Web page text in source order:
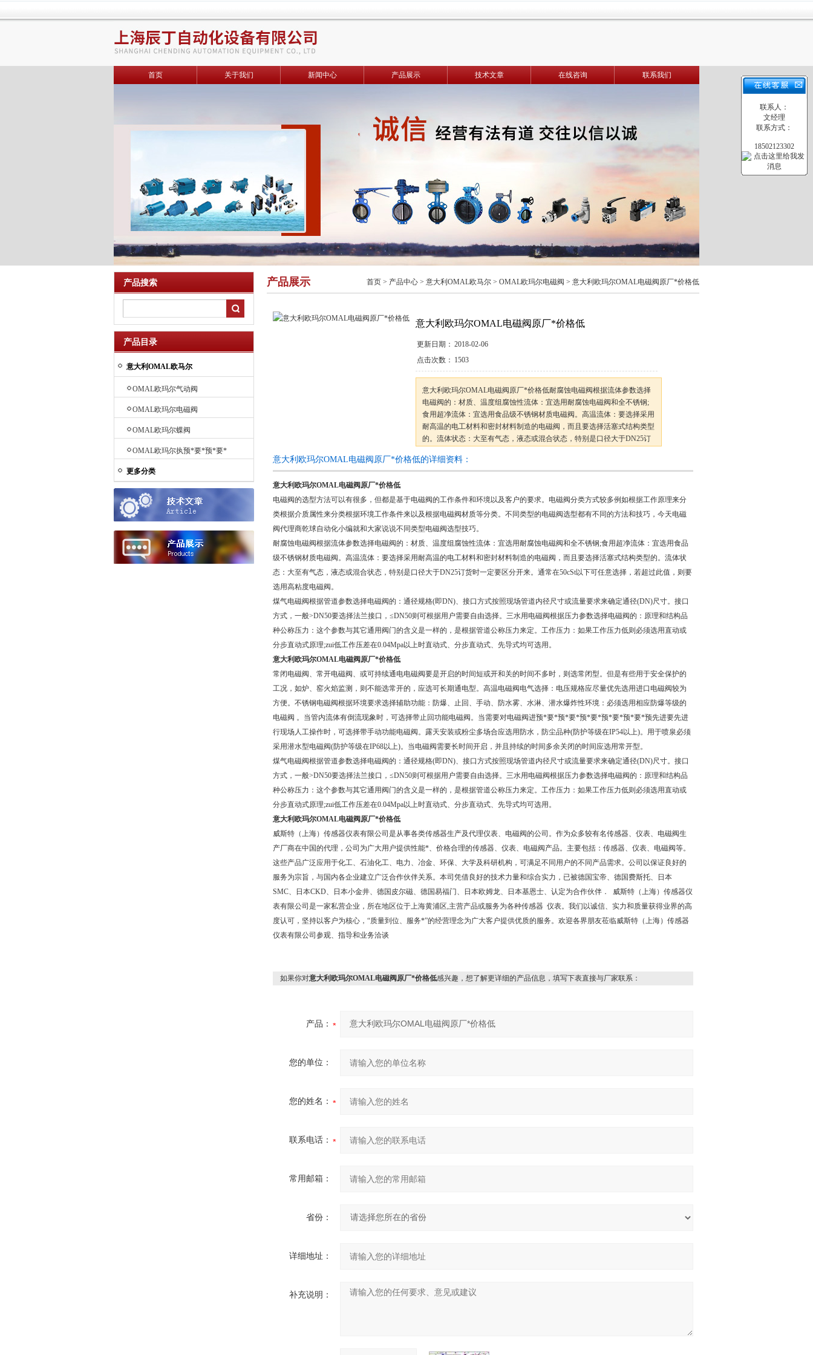
首页 关于我们 新闻中心 产品展示 技术文章 在线咨询 联系我们
产品搜索
产品目录
意大利OMAL欧马尔
OMAL欧玛尔气动阀
OMAL欧玛尔电磁阀
OMAL欧玛尔蝶阀
OMAL欧玛尔执预*要*预*要*
预*要*预*要*预*要*预先进要
先进行器
更多分类
产品展示 首页 > 产品中心 > 意大利OMAL欧马尔 > OMAL欧玛尔电磁阀 > 意大利欧玛尔OMAL电磁阀原厂*价格低
意大利欧玛尔OMAL电磁阀原厂*价格低
更新日期： 2018-02-06
点击次数： 1503
意大利欧玛尔OMAL电磁阀原厂*价格低耐腐蚀电磁阀根据流体参数选择
电磁阀的：材质、温度组腐蚀性流体：宜选用耐腐蚀电磁阀和全不锈钢;
食用超净流体：宜选用食品级不锈钢材质电磁阀。高温流体：要选择采用
耐高温的电工材料和密封材料制造的电磁阀，而且要选择活塞式结构类型
的。流体状态：大至有气态，液态或混合状态，特别是口径大于DN25订
意大利欧玛尔OMAL电磁阀原厂*价格低的详细资料：
意大利欧玛尔OMAL电磁阀原厂*价格低
电磁阀的选型方法可以有很多，但都是基于电磁阀的工作条件和环境以及客户的要求。电磁阀分类方式较多例如根据工作原理来分
类根据介质属性来分类根据环境工作条件来以及根据电磁阀材质等分类。不同类型的电磁阀选型都有不同的方法和技巧，今天电磁
阀代理商乾球自动化小编就和大家说说不同类型电磁阀选型技巧。
耐腐蚀电磁阀根据流体参数选择电磁阀的：材质、温度组腐蚀性流体：宜选用耐腐蚀电磁阀和全不锈钢;食用超净流体：宜选用食品
级不锈钢材质电磁阀。高温流体：要选择采用耐高温的电工材料和密封材料制造的电磁阀，而且要选择活塞式结构类型的。流体状
态：大至有气态，液态或混合状态，特别是口径大于DN25订货时一定要区分开来。通常在50cSt以下可任意选择，若超过此值，则要
选用高粘度电磁阀。
煤气电磁阀根据管道参数选择电磁阀的：通径规格(即DN)、接口方式按照现场管道内径尺寸或流量要求来确定通径(DN)尺寸。接口
方式，一般>DN50要选择法兰接口，≤DN50则可根据用户需要自由选择。三水用电磁阀根据压力参数选择电磁阀的：原理和结构品
种公称压力：这个参数与其它通用阀门的含义是一样的，是根据管道公称压力来定。工作压力：如果工作压力低则必须选用直动或
分步直动式原理;zui低工作压差在0.04Mpa以上时直动式、分步直动式、先导式均可选用。
意大利欧玛尔OMAL电磁阀原厂*价格低
常闭电磁阀、常开电磁阀、或可持续通电电磁阀要是开启的时间短或开和关的时间不多时，则选常闭型。但是有些用于安全保护的
工况，如炉、窑火焰监测，则不能选常开的，应选可长期通电型。高温电磁阀电气选择：电压规格应尽量优先选用进口电磁阀较为
方便。不锈钢电磁阀根据环境要求选择辅助功能：防爆、止回、手动、防水雾、水淋、潜水爆炸性环境：必须选用相应防爆等级的
电磁阀 。当管内流体有倒流现象时，可选择带止回功能电磁阀。当需要对电磁阀进预*要*预*要*预*要*预*要*预*要*预先进要先进
行现场人工操作时，可选择带手动功能电磁阀。露天安装或粉尘多场合应选用防水，防尘品种(防护等级在IP54以上)。用于喷泉必须
采用潜水型电磁阀(防护等级在IP68以上)。当电磁阀需要长时间开启，并且持续的时间多余关闭的时间应选用常开型。
煤气电磁阀根据管道参数选择电磁阀的：通径规格(即DN)、接口方式按照现场管道内径尺寸或流量要求来确定通径(DN)尺寸。接口
方式，一般>DN50要选择法兰接口，≤DN50则可根据用户需要自由选择。三水用电磁阀根据压力参数选择电磁阀的：原理和结构品
种公称压力：这个参数与其它通用阀门的含义是一样的，是根据管道公称压力来定。工作压力：如果工作压力低则必须选用直动或
分步直动式原理;zui低工作压差在0.04Mpa以上时直动式、分步直动式、先导式均可选用。
意大利欧玛尔OMAL电磁阀原厂*价格低
威斯特（上海）传感器仪表有限公司是从事各类传感器生产及代理仪表、电磁阀的公司。作为众多较有名传感器、仪表、电磁阀生
产厂商在中国的代理，公司为广大用户提供性能*、价格合理的传感器、仪表、电磁阀产品。主要包括：传感器、仪表、电磁阀等。
这些产品广泛应用于化工、石油化工、电力、冶金、环保、大学及科研机构，可满足不同用户的不同产品需求。公司以保证良好的
服务为宗旨，与国内各企业建立广泛合作伙伴关系。本司凭借良好的技术力量和综合实力，已被德国宝帝、德国费斯托、日本
SMC、日本CKD、日本小金井、德国皮尔磁、德国易福门、日本欧姆龙、日本基恩士、认定为合作伙伴． 威斯特（上海）传感器仪
表有限公司是一家私营企业，所在地区位于上海黄浦区,主营产品或服务为各种传感器 仪表。我们以诚信、实力和质量获得业界的高
度认可，坚持以客户为核心，“质量到位、服务*”的经营理念为广大客户提供优质的服务。欢迎各界朋友莅临威斯特（上海）传感器
仪表有限公司参观、指导和业务洽谈
如果你对意大利欧玛尔OMAL电磁阀原厂*价格低感兴趣，想了解更详细的产品信息，填写下表直接与厂家联系：
产品：
您的单位：
您的姓名：
联系电话：
常用邮箱：
省份：
详细地址：
补充说明：
联系人：
文经理
联系方式：
18502123302